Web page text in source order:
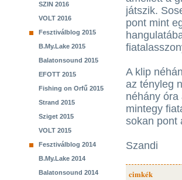
SZIN 2016
VOLT 2016
Fesztiválblog 2015
B.My.Lake 2015
Balatonsound 2015
EFOTT 2015
Fishing on Orfű 2015
Strand 2015
Sziget 2015
VOLT 2015
Fesztiválblog 2014
B.My.Lake 2014
Balatonsound 2014
játszik.
pont mint
A klip
az tényleg
néhány
mintegy
sokan pont
Szandi
cimkék